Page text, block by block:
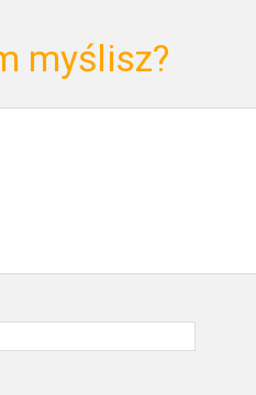
myślisz?